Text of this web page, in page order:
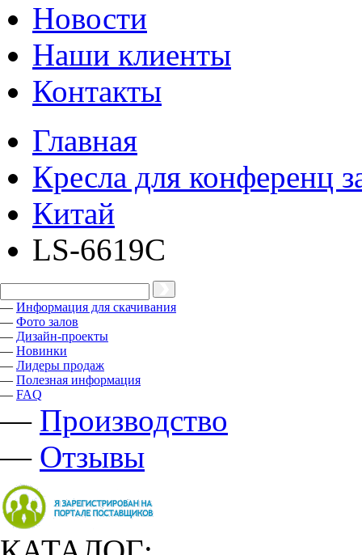
Новости
Наши клиенты
Контакты
Главная
Кресла для конференц
Китай
LS-6619C
— Информация для скачивания
— Фото залов
— Дизайн-проекты
— Новинки
— Лидеры продаж
— Полезная информация
— FAQ
— Производство
— Отзывы